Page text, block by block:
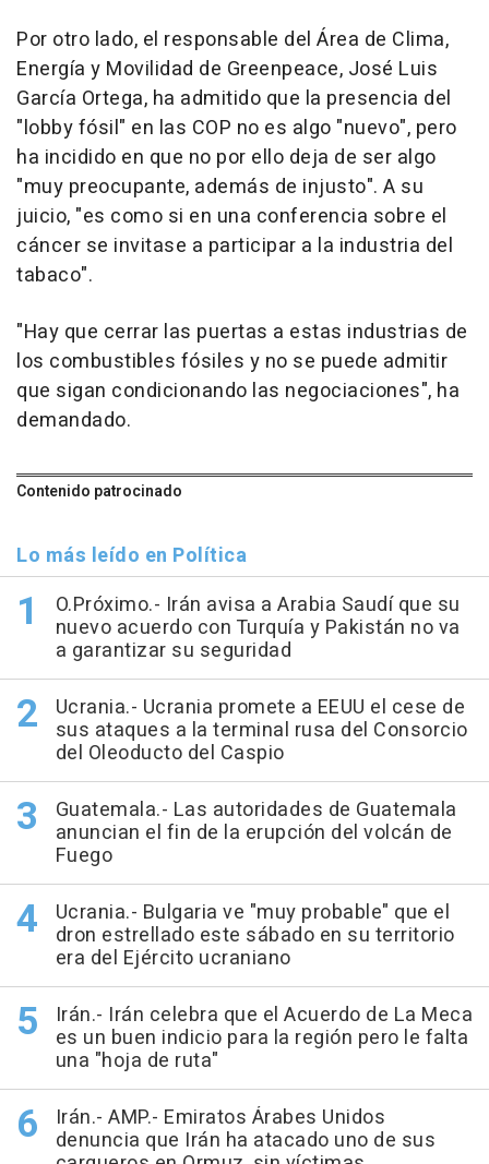
Por otro lado, el responsable del Área de Clima,
Energía y Movilidad de Greenpeace, José Luis
García Ortega, ha admitido que la presencia del
"lobby fósil" en las COP no es algo "nuevo", pero
ha incidido en que no por ello deja de ser algo
"muy preocupante, además de injusto". A su
juicio, "es como si en una conferencia sobre el
cáncer se invitase a participar a la industria del
tabaco".
"Hay que cerrar las puertas a estas industrias de
los combustibles fósiles y no se puede admitir
que sigan condicionando las negociaciones", ha
demandado.
Contenido patrocinado
Lo más leído en Política
O.Próximo.- Irán avisa a Arabia Saudí que su
nuevo acuerdo con Turquía y Pakistán no va
a garantizar su seguridad
Ucrania.- Ucrania promete a EEUU el cese de
sus ataques a la terminal rusa del Consorcio
del Oleoducto del Caspio
Guatemala.- Las autoridades de Guatemala
anuncian el fin de la erupción del volcán de
Fuego
Ucrania.- Bulgaria ve "muy probable" que el
dron estrellado este sábado en su territorio
era del Ejército ucraniano
Irán.- Irán celebra que el Acuerdo de La Meca
es un buen indicio para la región pero le falta
una "hoja de ruta"
Irán.- AMP.- Emiratos Árabes Unidos
denuncia que Irán ha atacado uno de sus